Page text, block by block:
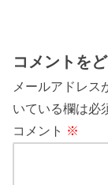
コメントを
メールアドレス
いている欄は必
コメント ※